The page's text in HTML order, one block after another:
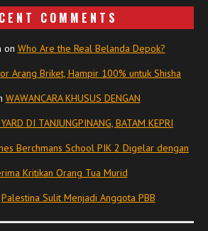
COMMENTS
on Who Are the Real Belanda Depok?
Arang Briket, Hampir 100% untuk Shisha
WAWANCARA KHUSUS DENGAN
DI TANJUNGPINANG, BATAM KEPRI
Berchmans School PIK 2 Digelar dengan
Kritikan Orang Tua Murid
Palestina Sulit Menjadi Anggota PBB